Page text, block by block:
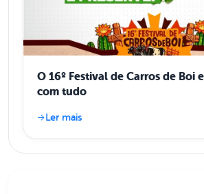
O 16º Festival de Carros de Boi
com tudo
Ler mais